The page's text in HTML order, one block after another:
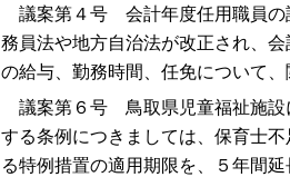
議案第４号 会計年度任用職員の
務員法や地方自治法が改正され、
の給与、勤務時間、任免について
議案第６号 鳥取県児童福祉施設
する条例につきましては、保育士
る特例措置の適用期限を、５年間